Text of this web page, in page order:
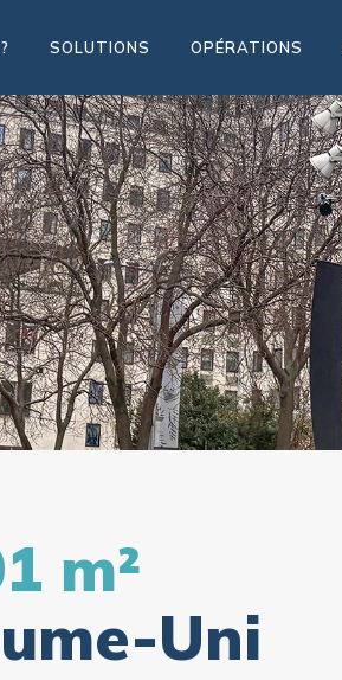
SOLUTIONS OPÉRATIONS
m²
Uni